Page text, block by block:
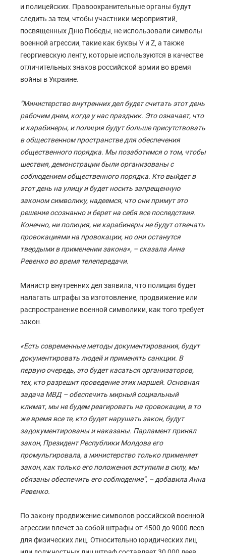
и полицейских. Правоохранительные органы будут
следить за тем, чтобы участники мероприятий,
посвященных Дню Победы, не использовали символы
военной агрессии, такие как буквы V и Z, а также
георгиевскую ленту, которые используются в качестве
отличительных знаков российской армии во время
войны в Украине.
“Министерство внутренних дел будет считать этот день
рабочим днем, когда у нас праздник. Это означает, что
и карабинеры, и полиция будут больше присутствовать
в общественном пространстве для обеспечения
общественного порядка. Мы позаботимся о том, чтобы
шествия, демонстрации были организованы с
соблюдением общественного порядка. Кто выйдет в
этот день на улицу и будет носить запрещенную
законом символику, надеемся, что они примут это
решение осознанно и берет на себя все последствия.
Конечно, ни полиция, ни карабинеры не будут отвечать
провокациями на провокации, но они останутся
твердыми в применении закона», – сказала Анна
Ревенко во время телепередачи.
Министр внутренних дел заявила, что полиция будет
налагать штрафы за изготовление, продвижение или
распространение военной символики, как того требует
закон.
«Есть современные методы документирования, будут
документировать людей и применять санкции. В
первую очередь, это будет касаться организаторов,
тех, кто разрешит проведение этих маршей. Основная
задача МВД – обеспечить мирный социальный
климат, мы не будем реагировать на провокации, в то
же время все те, кто будет нарушать закон, будут
задокументированы и наказаны. Парламент принял
закон, Президент Республики Молдова его
промульгировала, а министерство только применяет
закон, как только его положения вступили в силу, мы
обязаны обеспечить его соблюдение”, – добавила Анна
Ревенко.
По закону продвижение символов российской военной
агрессии влечет за собой штрафы от 4500 до 9000 леев
для физических лиц. Относительно юридических лиц